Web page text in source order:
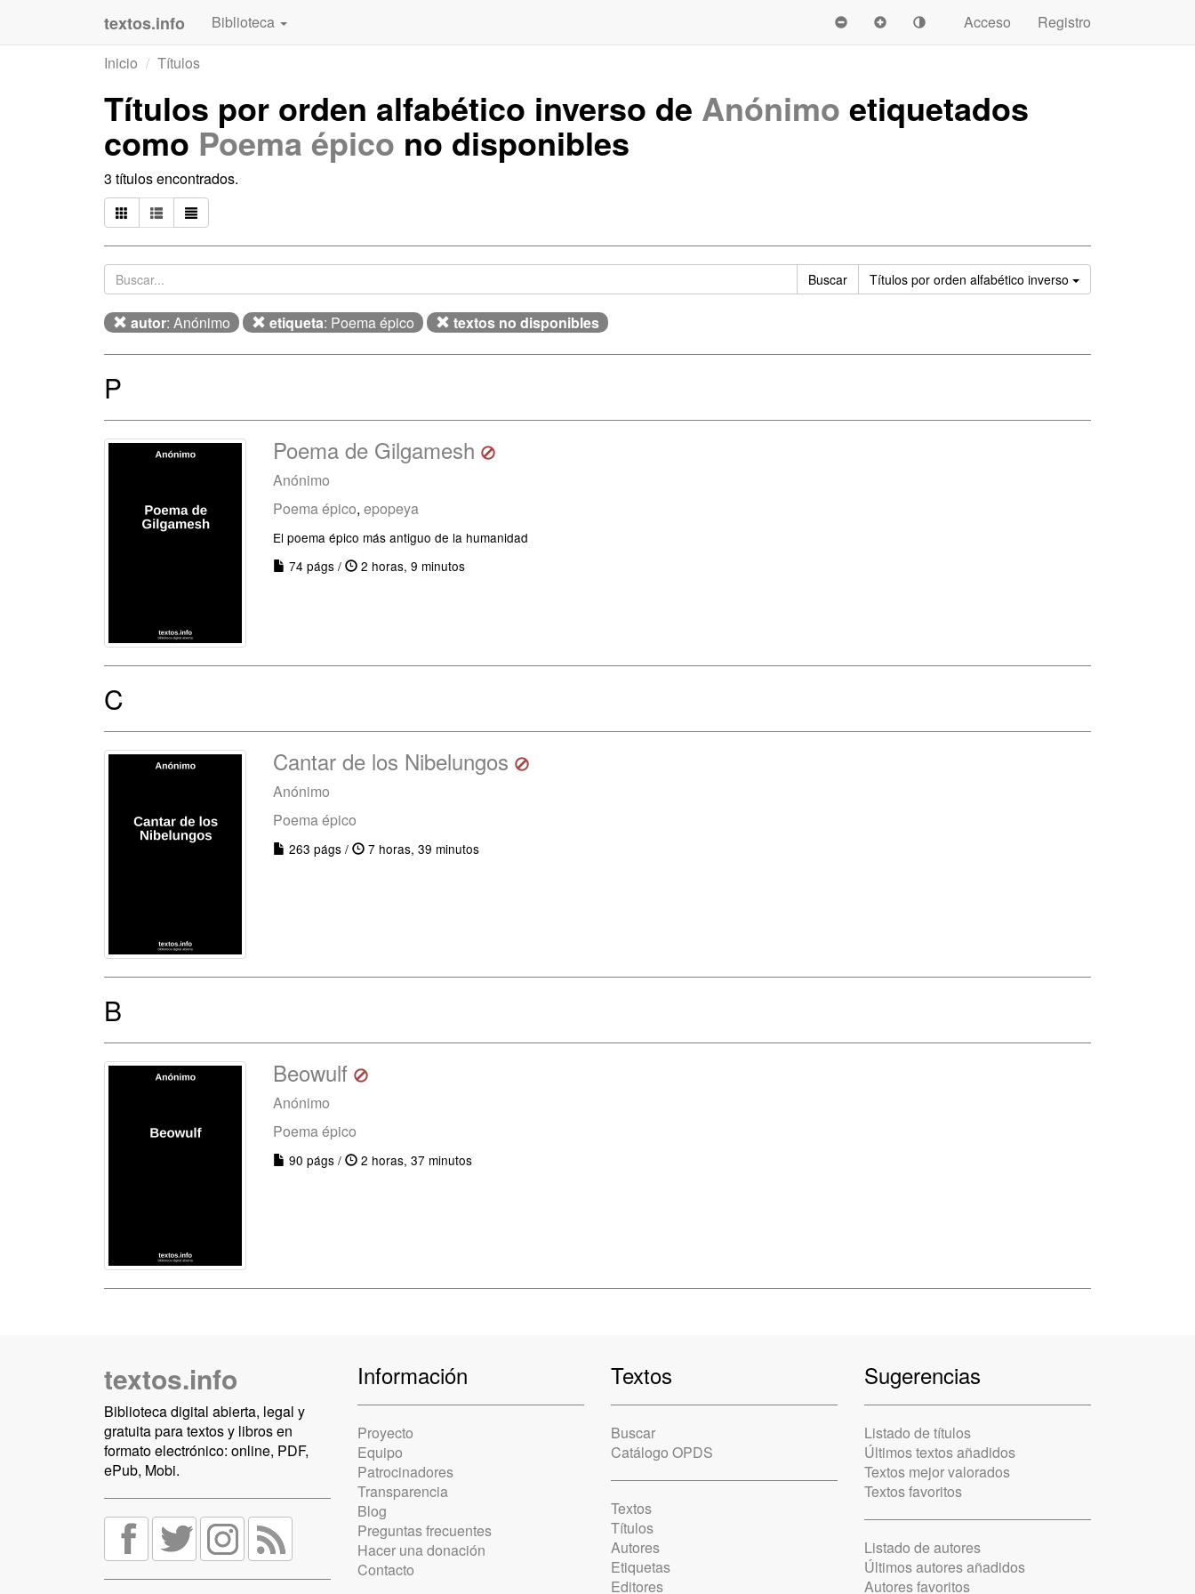
textos.info Biblioteca Acceso
Registro
Inicio
Títulos
Títulos por orden alfabético inverso de Anónimo etiquetados
como Poema épico no disponibles
3 títulos encontrados.
Buscar Títulos por orden alfabético inverso Ordenar
autor: Anónimo etiqueta: Poema épico textos no disponibles
P
Poema de Gilgamesh
Anónimo
Poema épico, epopeya
El poema épico más antiguo de la humanidad
74 págs /
2 horas, 9 minutos
C
Cantar de los Nibelungos
Anónimo
Poema épico
263 págs / 7 horas, 39 minutos
B
Beowulf
Anónimo
Poema épico
90 págs / 2 horas, 37 minutos
textos.info
Biblioteca digital abierta, legal y
gratuita para textos y libros en
formato electrónico: online, PDF,
ePub, Mobi.
Información
Proyecto
Equipo
Patrocinadores
Transparencia
Blog
Preguntas frecuentes
Hacer una donación
Contacto
Textos
Buscar
Catálogo OPDS
Textos
Títulos
Autores
Etiquetas
Editores
Sugerencias
Listado de títulos
Últimos textos añadidos
Textos mejor valorados
Textos favoritos
Listado de autores
Últimos autores añadidos
Autores favoritos